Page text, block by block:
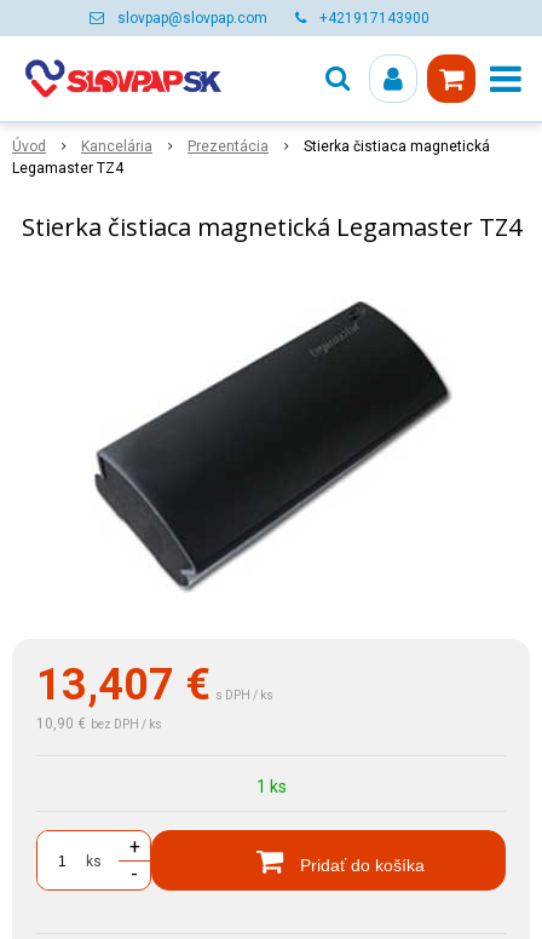
slovpap@slovpap.com +421917143900
Úvod Kancelária Prezentácia
Stierka čistiaca magnetická
Legamaster TZ4
Stierka čistiaca magnetická Legamaster TZ4
13,407 € s DPH / ks
10,90 € bez DPH / ks
1 ks
ks
+
-
Pridať do košíka